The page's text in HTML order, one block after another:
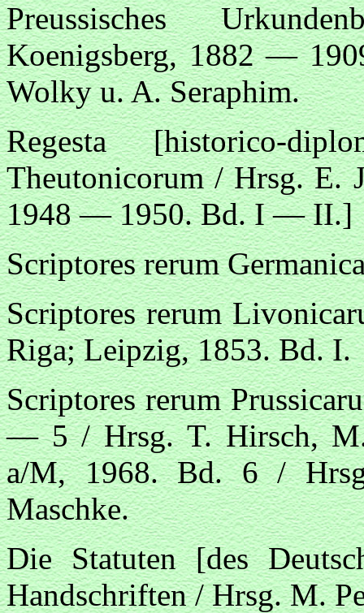
Preussisches
Koenigsberg, 1882 —
Wolky u. A. Seraphim.
Regesta [historico-
Theutonicorum / Hrsg. E.
1948 — 1950. Bd. I — II.]
Scriptores rerum
Scriptores rerum
Riga; Leipzig, 1853. Bd. I.
Scriptores rerum
— 5 / Hrsg. T. Hirsch, M.
a/M, 1968. Bd. 6 /
Maschke.
Die Statuten [des
Handschriften / Hrsg. M.